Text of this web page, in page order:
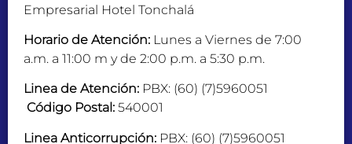
Empresarial Hotel Tonchalá
Horario de Atención: Lunes a Viernes de 7:00
a.m. a 11:00 m y de 2:00 p.m. a 5:30 p.m.
Linea de Atención: PBX: (60) (7)5960051
Código Postal: 540001
Linea Anticorrupción: PBX: (60) (7)5960051